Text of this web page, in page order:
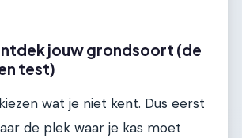
jouw grondsoort (de
test)
wat je niet kent. Dus eerst
de plek waar je kas moet